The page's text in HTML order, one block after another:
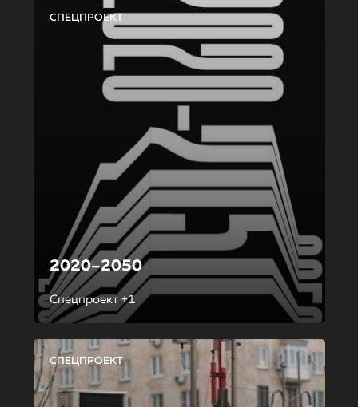
СПЕЦПРОЕКТ
2020–2050
Спецпроект +1
СПЕЦПРОЕКТ